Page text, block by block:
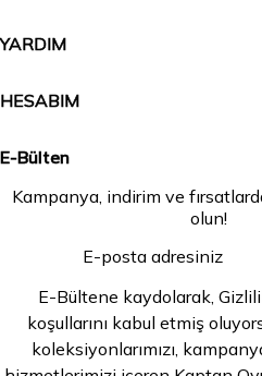
YARDIM
HESABIM
E-Bülten
Kampanya, indirim ve
olun!
E-Bültene kaydolarak,
koşullarını kabul etmiş
koleksiyonlarımızı,